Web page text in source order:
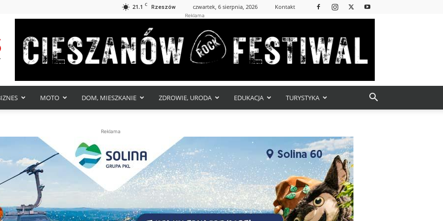
21.1 C Rzeszów czwartek, 6 sierpnia, 2026 Kontakt
Reklama
MOTO DOM, MIESZKANIE ZDROWIE, URODA EDUKACJA TURYSTYKA
Reklama